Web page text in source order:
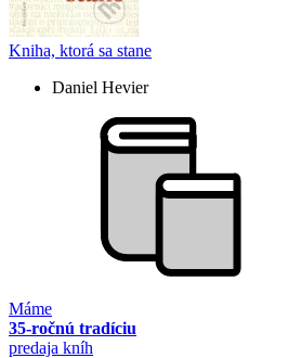
Kniha, ktorá sa stane
Daniel Hevier
Máme
35-ročnú tradíciu
predaja kníh